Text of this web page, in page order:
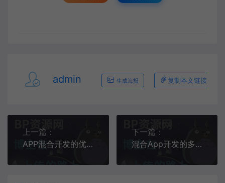
admin 生成海报 复制本文链接
上一篇：
APP混合开发的优势及劣势
下一篇：
混合App开发的多种实现方式